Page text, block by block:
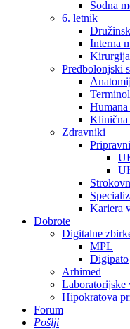
Sodna
6. letnik
Interna
Kirurgija
Predbolonjski
Humana
Klinična
Zdravniki
Kariera
Dobrote
Digitalne
MPL
Digipato
Arhimed
Laboratorijske
Hipokratova
Forum
Pošlji